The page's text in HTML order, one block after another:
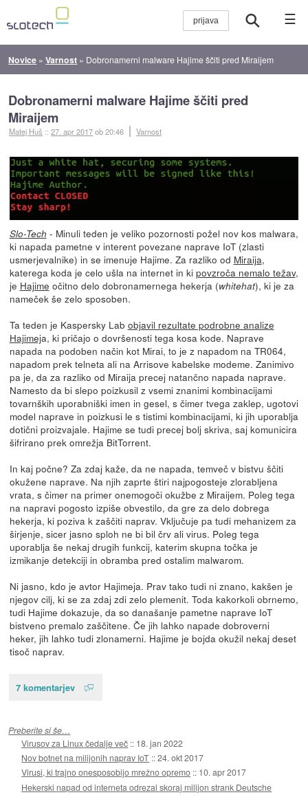
☰
Novice »Varnost » Dobronamerni malware Hajime ščiti pred Miraijem
Dobronamerni malware Hajime ščiti pred
Miraijem
Matej Huš ::27. apr 2017ob 20:46 Varnost
Slo-Tech - Minuli teden je veliko pozornosti požel nov kos malwara,
ki napada pametne v interent povezane naprave IoT (zlasti
usmerjevalnike) in se imenuje Hajime. Za razliko od Miraija,
katerega koda je celo ušla na internet in ki povzroča nemalo težav,
je Hajime očitno delo dobronamernega hekerja (whitehat), ki je za
nameček še zelo sposoben.
Ta teden je Kaspersky Lab objavil rezultate podrobne analize
Hajimeja, ki pričajo o dovršenosti tega kosa kode. Naprave
napada na podoben način kot Mirai, to je z napadom na TR064,
napadom prek telneta ali na Arrisove kabelske modeme. Zanimivo
pa je, da za razliko od Miraija precej natančno napada naprave.
Namesto da bi slepo poizkusil z vsemi znanimi kombinacijami
tovarnških uporabniški imen in gesel, s čimer tvega zaklep, ugotovi
model naprave in poizkusi le s tistimi kombinacijami, ki jih uporablja
dotični proizvajale. Hajime se tudi precej bolj skriva, saj komunicira
šifrirano prek omrežja BitTorrent.
In kaj počne? Za zdaj kaže, da ne napada, temveč v bistvu ščiti
okužene naprave. Na njih zaprte štiri najpogosteje zlorabljena
vrata, s čimer na primer onemogoči okužbe z Miraijem. Poleg tega
na napravi pogosto izpiše obvestilo, da gre za delo dobrega
hekerja, ki poziva k zaščiti naprav. Vključuje pa tudi mehanizem za
širjenje, sicer jasno sploh ne bi bil črv ali virus. Poleg tega
uporablja še nekaj drugih funkcij, katerim skupna točka je
izmikanje detekciji in obramba pred ostalim malwarom.
Ni jasno, kdo je avtor Hajimeja. Prav tako tudi ni znano, kakšen je
njegov cilj, ki se za zdaj zdi zelo plemenit. Toda kakorkoli obrnemo,
tudi Hajime dokazuje, da so današanje pametne naprave IoT
bistveno premalo zaščitene. Če jih lahko napade dobroverni
heker, jih lahko tudi zlonamerni. Hajime je bojda okužil nekaj deset
tisoč naprav.
7 komentarjev
Preberite si še…
Virusov za Linux čedalje več :: 18. jan 2022
Nov botnet na milijonih naprav IoT ::24. okt 2017
Virusi, ki trajno onesposobijo mrežno opremo :: 10. apr 2017
Hekerski napad od interneta odrezal skoraj milijon strank Deutsche